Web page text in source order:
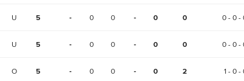
U 5 - 0 0 - 0 0 0 - 0 -
U 5 - 0 0 - 0 0 0 - 0 -
O 5 - 0 0 - 0 2 1 - 0 -